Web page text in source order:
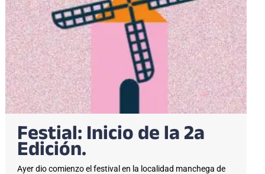
Festial: Inicio de la 2a
Edición.
Ayer dio comienzo el festival en la localidad manchega de